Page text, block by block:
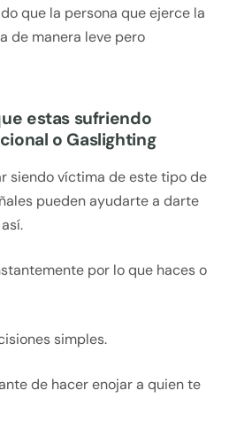
que la persona que ejerce la
de manera leve pero
estas sufriendo
o Gaslighting
siendo víctima de este tipo de
pueden ayudarte a darte
por lo que haces o
simples.
de hacer enojar a quien te